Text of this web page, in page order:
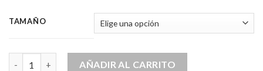
TAMAÑO
Arbol estrella cantidadAÑADIR AL CARRITO